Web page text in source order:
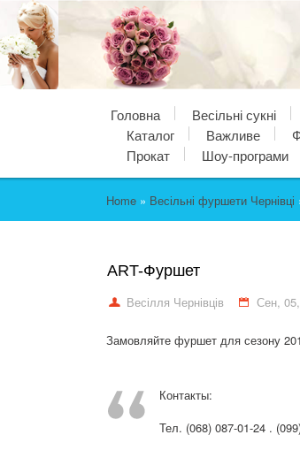
Головна Весільні сукні
Каталог
Важливе
Прокат
Шоу-програми
Home» Весільні фуршети Чернівці
ART-Фуршет
Весілля Чернівців Сен,
Замовляйте фуршет для сезону
Контакты:
Тел. (068) 087-01-24 .